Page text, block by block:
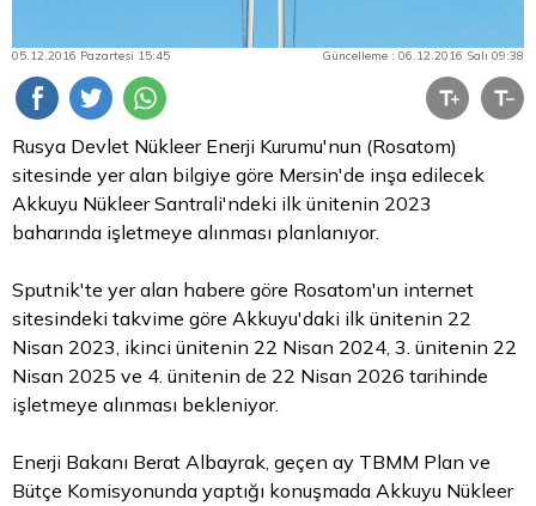
05.12.2016 Pazartesi 15:45 Güncelleme : 06.12.2016 Salı 09:38
Rusya Devlet Nükleer Enerji Kurumu'nun (Rosatom)
sitesinde yer alan bilgiye göre Mersin'de inşa edilecek
Akkuyu Nükleer Santrali'ndeki ilk ünitenin 2023
baharında işletmeye alınması planlanıyor.
Sputnik'te yer alan habere göre Rosatom'un internet
sitesindeki takvime göre Akkuyu'daki ilk ünitenin 22
Nisan 2023, ikinci ünitenin 22 Nisan 2024, 3. ünitenin 22
Nisan 2025 ve 4. ünitenin de 22 Nisan 2026 tarihinde
işletmeye alınması bekleniyor.
Enerji Bakanı Berat Albayrak, geçen ay TBMM Plan ve
Bütçe Komisyonunda yaptığı konuşmada Akkuyu Nükleer